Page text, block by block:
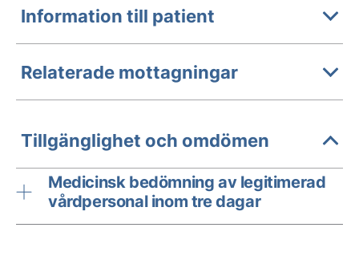
Information till patient
Relaterade mottagningar
Tillgänglighet och omdömen
Medicinsk bedömning av legitimerad
vårdpersonal inom tre dagar